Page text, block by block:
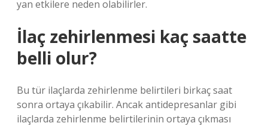
yan etkilere neden olabilirler.
İlaç zehirlenmesi kaç saatte
belli olur?
Bu tür ilaçlarda zehirlenme belirtileri birkaç saat
sonra ortaya çıkabilir. Ancak antidepresanlar gibi
ilaçlarda zehirlenme belirtilerinin ortaya çıkması